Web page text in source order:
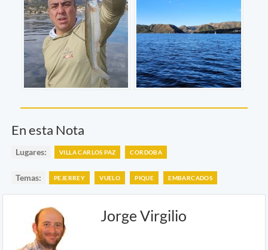
En esta Nota
Lugares: VILLA CARLOS PAZ CORDOBA
Temas: PEJERREY VUELO PIQUE EMBARCADOS
Jorge Virgilio